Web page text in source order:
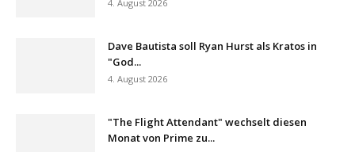
4. August 2026
Dave Bautista soll Ryan Hurst als Kratos in
"God...
4. August 2026
"The Flight Attendant" wechselt diesen
Monat von Prime zu...